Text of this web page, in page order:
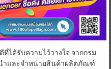
ได้รับความไว้วางใจ จากกรม
ำและจำหน่ายสินค้าผลิตภัณฑ์